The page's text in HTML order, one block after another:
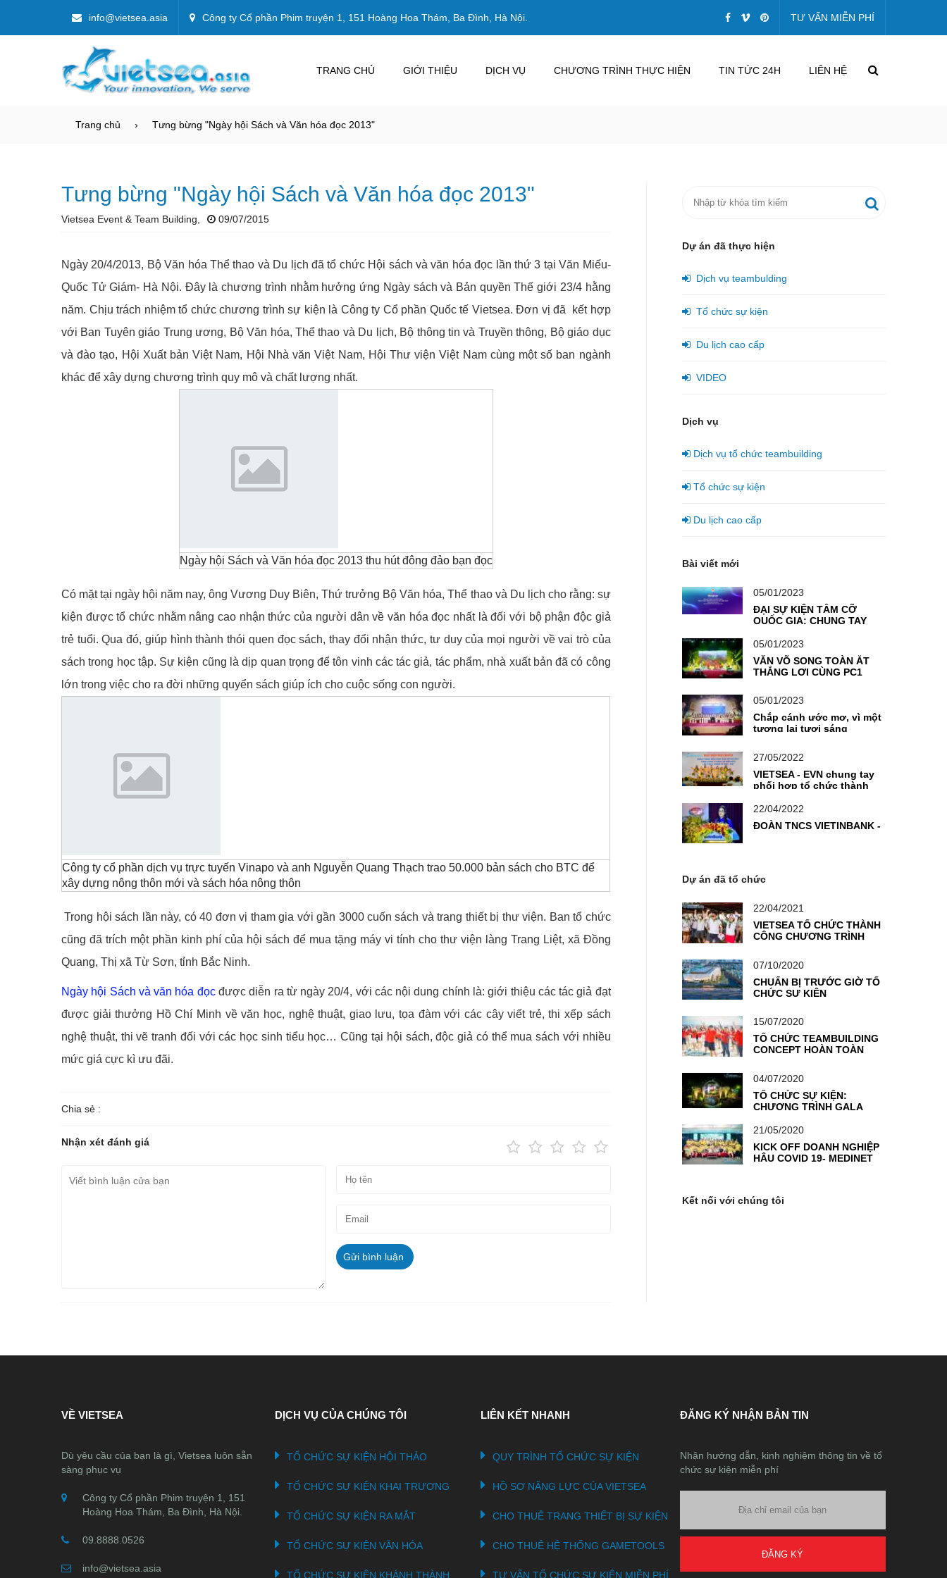
info@vietsea.asia Công ty Cổ phần Phim truyện 1, 151 Hoàng Hoa Thám, Ba Đình, Hà Nội. TƯ VẤN MIỄN PHÍ
TRANG CHỦ GIỚI THIỆU DỊCH VỤ CHƯƠNG TRÌNH THỰC HIỆN TIN TỨC 24H LIÊN HỆ
Trang chủ Tưng bừng "Ngày hội Sách và Văn hóa đọc 2013"
Tưng bừng "Ngày hội Sách và Văn hóa đọc 2013"
Vietsea Event & Team Building, 09/07/2015
Ngày 20/4/2013, Bộ Văn hóa Thể thao và Du lịch đã tổ chức Hội sách và văn hóa đọc lần thứ 3 tại Văn Miếu-
Quốc Tử Giám- Hà Nội. Đây là chương trình nhằm hưởng ứng Ngày sách và Bản quyền Thế giới 23/4 hằng
năm. Chịu trách nhiệm tổ chức chương trình sự kiện là Công ty Cổ phần Quốc tế Vietsea. Đơn vị đã kết hợp
với Ban Tuyên giáo Trung ương, Bộ Văn hóa, Thể thao và Du lịch, Bộ thông tin và Truyền thông, Bộ giáo dục
và đào tạo, Hội Xuất bản Việt Nam, Hội Nhà văn Việt Nam, Hội Thư viện Việt Nam cùng một số ban ngành
khác để xây dựng chương trình quy mô và chất lượng nhất.
Ngày hội Sách và Văn hóa đọc 2013 thu hút đông đảo bạn đọc
Có mặt tại ngày hội năm nay, ông Vương Duy Biên, Thứ trưởng Bộ Văn hóa, Thể thao và Du lịch cho rằng: sự
kiện được tổ chức nhằm nâng cao nhận thức của người dân về văn hóa đọc nhất là đối với bộ phận độc giả
trẻ tuổi. Qua đó, giúp hình thành thói quen đọc sách, thay đổi nhận thức, tư duy của mọi người về vai trò của
sách trong học tập. Sự kiện cũng là dịp quan trọng để tôn vinh các tác giả, tác phẩm, nhà xuất bản đã có công
lớn trong việc cho ra đời những quyển sách giúp ích cho cuộc sống con người.
Công ty cổ phần dịch vụ trực tuyến Vinapo và anh Nguyễn Quang Thạch trao 50.000 bản sách cho BTC để
xây dựng nông thôn mới và sách hóa nông thôn
Trong hội sách lần này, có 40 đơn vị tham gia với gần 3000 cuốn sách và trang thiết bị thư viện. Ban tổ chức
cũng đã trích một phần kinh phí của hội sách để mua tặng máy vi tính cho thư viện làng Trang Liệt, xã Đồng
Quang, Thị xã Từ Sơn, tỉnh Bắc Ninh.
Ngày hội Sách và văn hóa đọcđược diễn ra từ ngày 20/4, với các nội dung chính là: giới thiệu các tác giả đạt
được giải thưởng Hồ Chí Minh về văn học, nghệ thuật, giao lưu, tọa đàm với các cây viết trẻ, thi xếp sách
nghệ thuật, thi vẽ tranh đối với các học sinh tiểu học… Cũng tại hội sách, độc giả có thể mua sách với nhiều
mức giá cực kì ưu đãi.
Chia sẻ :
Nhận xét đánh giá
Gửi bình luận
Dự án đã thực hiện
Dịch vụ teambulding
Tổ chức sự kiện
Du lịch cao cấp
VIDEO
Dịch vụ
Dịch vụ tổ chức teambuilding
Tổ chức sự kiện
Du lịch cao cấp
Bài viết mới
05/01/2023
ĐẠI SỰ KIỆN TẦM CỠ
QUỐC GIA: CHUNG TAY
GIỚI
05/01/2023
VĂN VÕ SONG TOÀN ẮT
THẮNG LỢI CÙNG PC1
05/01/2023
Chắp cánh ước mơ, vì một
tương lai tươi sáng
27/05/2022
VIETSEA - EVN chung tay
phối hợp tổ chức thành
Đoàn TNCS
22/04/2022
ĐOÀN TNCS VIETINBANK -
Dự án đã tổ chức
22/04/2021
VIETSEA TỔ CHỨC THÀNH
CÔNG CHƯƠNG TRÌNH
THỔI BÙNG NGỌN LỬA
NHIỆT HUYẾT CỦA
VIETCOMBANK KỲ ĐỒNG
07/10/2020
CHUẨN BỊ TRƯỚC GIỜ TỔ
CHỨC SỰ KIỆN
15/07/2020
TỔ CHỨC TEAMBUILDING
CONCEPT HOÀN TOÀN
THỨC F1
04/07/2020
TỔ CHỨC SỰ KIỆN:
CHƯƠNG TRÌNH GALA
-ĐOÀN THANH NIÊN NGÂN
THƯƠNG VIỆT NAM
21/05/2020
KICK OFF DOANH NGHIỆP
HẬU COVID 19- MEDINET
Kết nối với chúng tôi
VỀ VIETSEA
Dù yêu cầu của bạn là gì, Vietsea luôn sẵn
sàng phục vụ
Công ty Cổ phần Phim truyện 1, 151
Hoàng Hoa Thám, Ba Đình, Hà Nội.
09.8888.0526
info@vietsea.asia
DỊCH VỤ CỦA CHÚNG TÔI
TỔ CHỨC SỰ KIỆN HỘI THẢO
TỔ CHỨC SỰ KIỆN KHAI TRƯƠNG
TỔ CHỨC SỰ KIỆN RA MẮT
TỔ CHỨC SỰ KIỆN VĂN HÓA
TỔ CHỨC SỰ KIỆN KHÁNH THÀNH
LIÊN KẾT NHANH
QUY TRÌNH TỔ CHỨC SỰ KIỆN
HỒ SƠ NĂNG LỰC CỦA VIETSEA
CHO THUÊ TRANG THIẾT BỊ SỰ KIỆN
CHO THUÊ HỆ THỐNG GAMETOOLS
TƯ VẤN TỔ CHỨC SỰ KIỆN MIỄN PHÍ
ĐĂNG KÝ NHẬN BẢN TIN
Nhận hướng dẫn, kinh nghiệm thông tin về tổ
chức sự kiện miễn phí
ĐĂNG KÝ